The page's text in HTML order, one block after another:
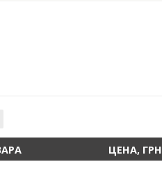
ЦЕНА, ГРН